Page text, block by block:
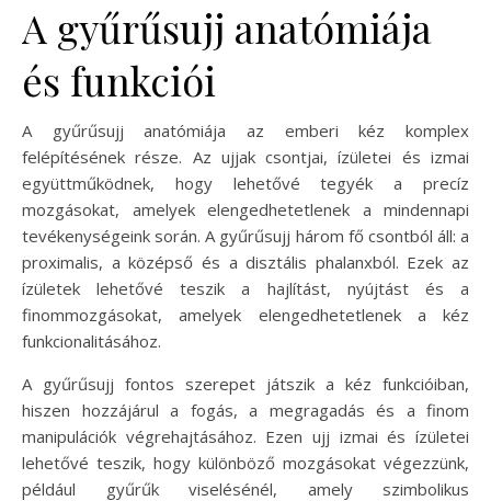
A gyűrűsujj anatómiája
és funkciói
A gyűrűsujj anatómiája az emberi kéz komplex
felépítésének része. Az ujjak csontjai, ízületei és izmai
együttműködnek, hogy lehetővé tegyék a precíz
mozgásokat, amelyek elengedhetetlenek a mindennapi
tevékenységeink során. A gyűrűsujj három fő csontból áll: a
proximalis, a középső és a disztális phalanxból. Ezek az
ízületek lehetővé teszik a hajlítást, nyújtást és a
finommozgásokat, amelyek elengedhetetlenek a kéz
funkcionalitásához.
A gyűrűsujj fontos szerepet játszik a kéz funkcióiban,
hiszen hozzájárul a fogás, a megragadás és a finom
manipulációk végrehajtásához. Ezen ujj izmai és ízületei
lehetővé teszik, hogy különböző mozgásokat végezzünk,
például gyűrűk viselésénél, amely szimbolikus